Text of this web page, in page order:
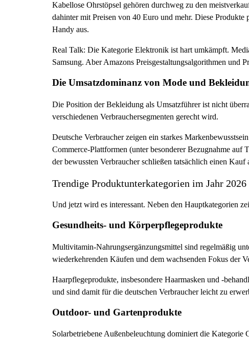
Kabellose Ohrstöpsel gehören durchweg zu den
dahinter mit Preisen von 40 Euro und mehr. Diese
Handy aus.
Real Talk: Die Kategorie Elektronik ist hart umkämpft.
Samsung. Aber Amazons Preisgestaltungsalgorithmen und
Die Umsatzdominanz von Mode und
Die Position der Bekleidung als Umsatzführer ist nicht
verschiedenen Verbrauchersegmenten gerecht wird.
Deutsche Verbraucher zeigen ein starkes
Commerce-Plattformen (unter besonderer Bezugnahme
der bewussten Verbraucher schließen tatsächlich einen Kauf
Trendige Produktunterkategorien im Jahr 2026
Und jetzt wird es interessant. Neben den Hauptkategorien
Gesundheits- und Körperpflegeprodukte
Multivitamin-Nahrungsergänzungsmittel sind regelmäßig
wiederkehrenden Käufen und dem wachsenden Fokus der
Haarpflegeprodukte, insbesondere Haarmasken und -
und sind damit für die deutschen Verbraucher leicht zu
Outdoor- und Gartenprodukte
Solarbetriebene Außenbeleuchtung dominiert die Kategorie